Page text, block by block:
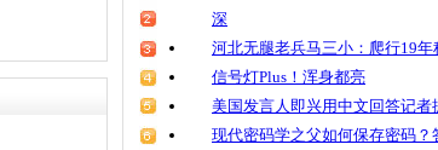
深
河北无腿老兵马三小：爬行19年
信号灯Plus！浑身都亮
美国发言人即兴用中文回答记者
现代密码学之父如何保存密码